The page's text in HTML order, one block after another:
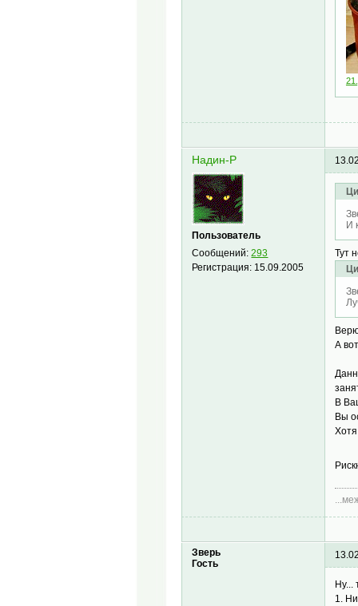
Надин-Р
Пользователь
Сообщений:293
Регистрация: 15.09.2005
И
Тут
А
В
Вы
Зверь
Гость
Ну...
1.